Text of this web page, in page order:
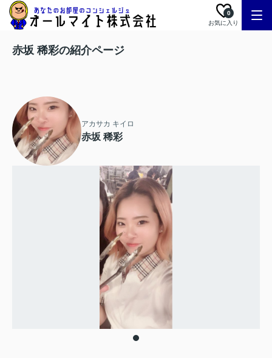
お気に入り
0
赤坂 稀彩の紹介ページ
アカサカ キイロ
赤坂 稀彩